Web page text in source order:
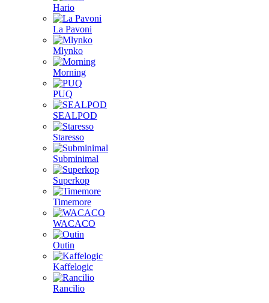
Hario
La Pavoni
Mlynko
Morning
PUQ
SEALPOD
Staresso
Subminimal
Superkop
Timemore
WACACO
Outin
Kaffelogic
Rancilio